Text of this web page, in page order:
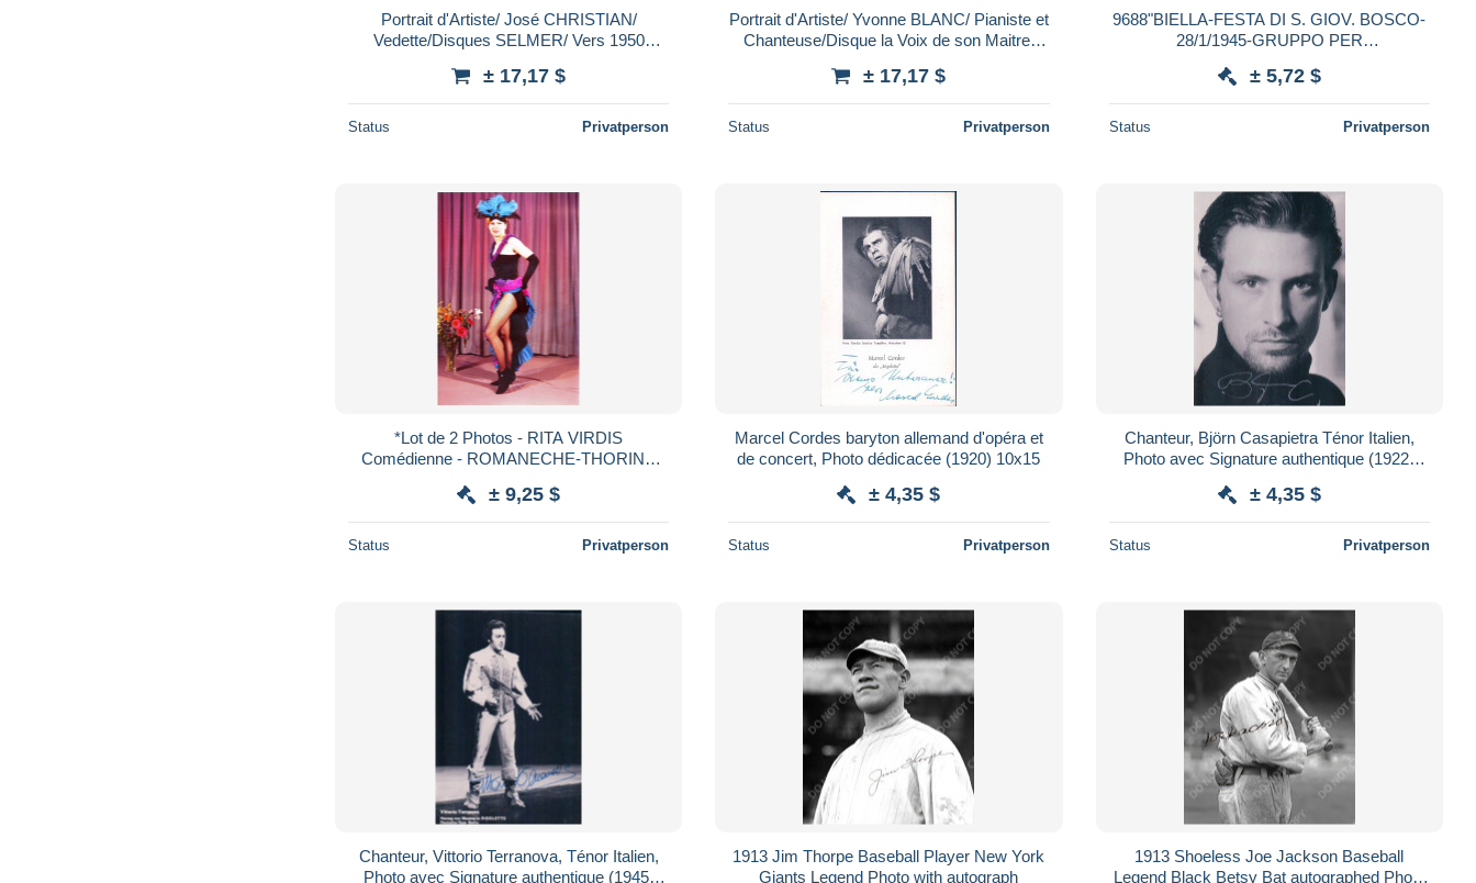
Portrait d'Artiste/ José CHRISTIAN/
Vedette/Disques SELMER/ Vers 1950
± 17,17 $
Status Privatperson
Portrait d'Artiste/ Yvonne BLANC/ Pianiste et
Chanteuse/Disque la Voix de son Maitre/
± 17,17 $
Status Privatperson
9688"BIELLA-FESTA DI S. GIOV. BOSCO-
28/1/1945-GRUPPO PER
DELL'ORATORIO DI S. CASSIANO"
± 5,72 $
Status Privatperson
*Lot de 2 Photos - RITA VIRDIS
Comédienne - ROMANECHE-THORINS
± 9,25 $
Status Privatperson
Marcel Cordes baryton allemand d'opéra et
de concert, Photo dédicacée (1920) 10x15
± 4,35 $
Status Privatperson
Chanteur, Björn Casapietra Ténor Italien,
Photo avec Signature authentique (1922)
± 4,35 $
Status Privatperson
Chanteur, Vittorio Terranova, Ténor Italien,
Photo avec Signature authentique (1945)
1913 Jim Thorpe Baseball Player New York
Giants Legend Photo with autograph
1913 Shoeless Joe Jackson Baseball
Legend Black Betsy Bat autographed Photo